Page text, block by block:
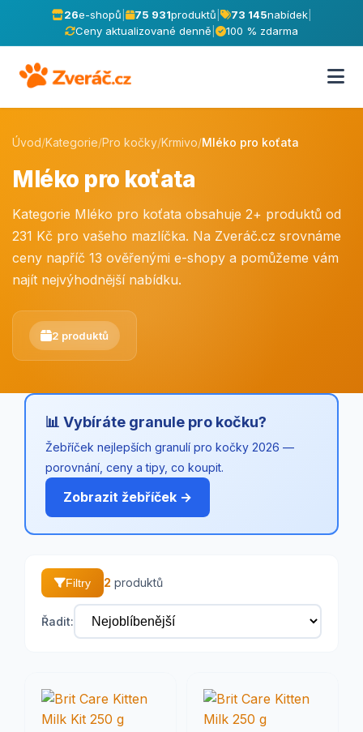
26e-shopů 75 931produktů 73 145nabídek|
Ceny aktualizované denně
100 % zdarma
Úvod/Kategorie/Pro kočky/Krmivo/Mléko pro koťata
Mléko pro koťata
Kategorie Mléko pro koťata obsahuje 2+ produktů od
231 Kč pro vašeho mazlíčka. Na Zveráč.cz srovnáme
ceny napříč 13 ověřenými e-shopy a pomůžeme vám
najít nejvýhodnější nabídku.
2 produktů
📊 Vybíráte granule pro kočku?
Žebříček nejlepších granulí pro kočky 2026 —
porovnání, ceny a tipy, co koupit.
Zobrazit žebříček →
Filtry 2 produktů
Řadit: